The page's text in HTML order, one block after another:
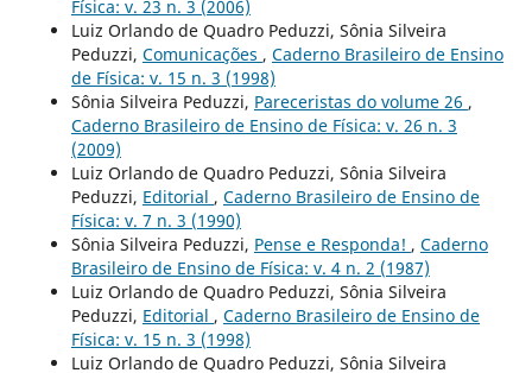
Física: v. 23 n. 3 (2006)
Luiz Orlando de Quadro Peduzzi, Sônia Silveira
Peduzzi, Comunicações , Caderno Brasileiro de Ensino
de Física: v. 15 n. 3 (1998)
Sônia Silveira Peduzzi, Pareceristas do volume 26 ,
Caderno Brasileiro de Ensino de Física: v. 26 n. 3
(2009)
Luiz Orlando de Quadro Peduzzi, Sônia Silveira
Peduzzi, Editorial , Caderno Brasileiro de Ensino de
Física: v. 7 n. 3 (1990)
Sônia Silveira Peduzzi, Pense e Responda! , Caderno
Brasileiro de Ensino de Física: v. 4 n. 2 (1987)
Luiz Orlando de Quadro Peduzzi, Sônia Silveira
Peduzzi, Editorial , Caderno Brasileiro de Ensino de
Física: v. 15 n. 3 (1998)
Luiz Orlando de Quadro Peduzzi, Sônia Silveira